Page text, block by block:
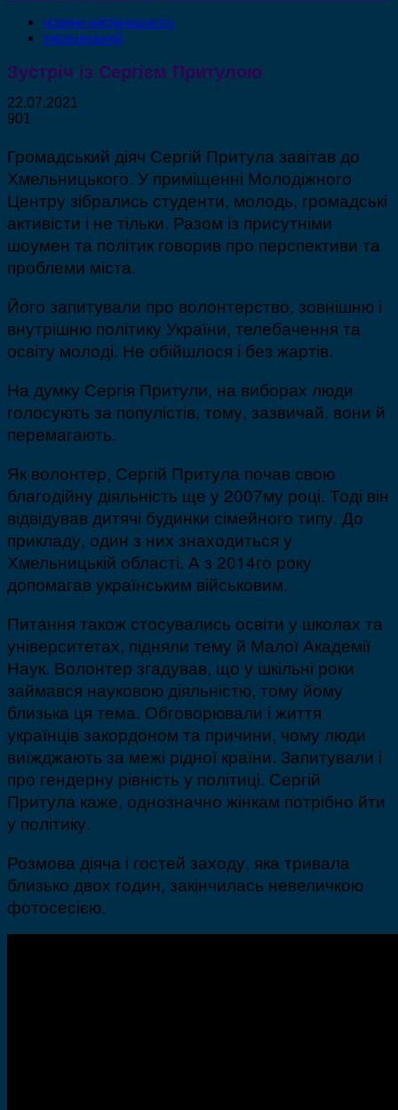
НОВИНИ ХМЕЛЬНИЦЬКОГО
ХМЕЛЬНИЦЬКИЙ
Зустріч із Сергієм Притулою
22.07.2021
901
Громадський діяч Сергій Притула завітав до
Хмельницького. У приміщенні Молодіжного
Центру зібрались студенти, молодь, громадські
активісти і не тільки. Разом із присутніми
шоумен та політик говорив про перспективи та
проблеми міста.
Його запитували про волонтерство, зовнішню і
внутрішню політику України, телебачення та
освіту молоді. Не обійшлося і без жартів.
На думку Сергія Притули, на виборах люди
голосують за популістів, тому, зазвичай, вони й
перемагають.
Як волонтер, Сергій Притула почав свою
благодійну діяльність ще у 2007му році. Тоді він
відвідував дитячі будинки сімейного типу. До
прикладу, один з них знаходиться у
Хмельницькій області. А з 2014го року
допомагав українським військовим.
Питання також стосувались освіти у школах та
університетах, підняли тему й Малої Академії
Наук. Волонтер згадував, що у шкільні роки
займався науковою діяльністю, тому йому
близька ця тема. Обговорювали і життя
українців закордоном та причини, чому люди
виїжджають за межі рідної країни. Запитували і
про гендерну рівність у політиці. Сергій
Притула каже, однозначно жінкам потрібно йти
у політику.
Розмова діяча і гостей заходу, яка тривала
близько двох годин, закінчилась невеличкою
фотосесією.